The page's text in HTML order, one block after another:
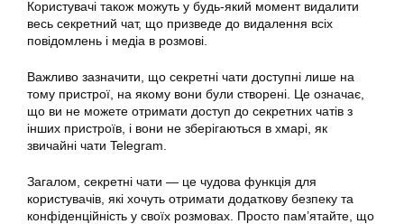
Користувачі також можуть у будь-який момент видалити
весь секретний чат, що призведе до видалення всіх
повідомлень і медіа в розмові.
Важливо зазначити, що секретні чати доступні лише на
тому пристрої, на якому вони були створені. Це означає,
що ви не можете отримати доступ до секретних чатів з
інших пристроїв, і вони не зберігаються в хмарі, як
звичайні чати Telegram.
Загалом, секретні чати — це чудова функція для
користувачів, які хочуть отримати додаткову безпеку та
конфіденційність у своїх розмовах. Просто пам’ятайте, що